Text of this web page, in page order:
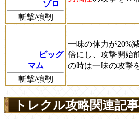
ゾロ
斬撃/強靭
ビッグ
マム
斬撃/強靭
一味の体力が20%
倍にし、攻撃開始
の時は一味の攻撃
トレクル攻略関連記事